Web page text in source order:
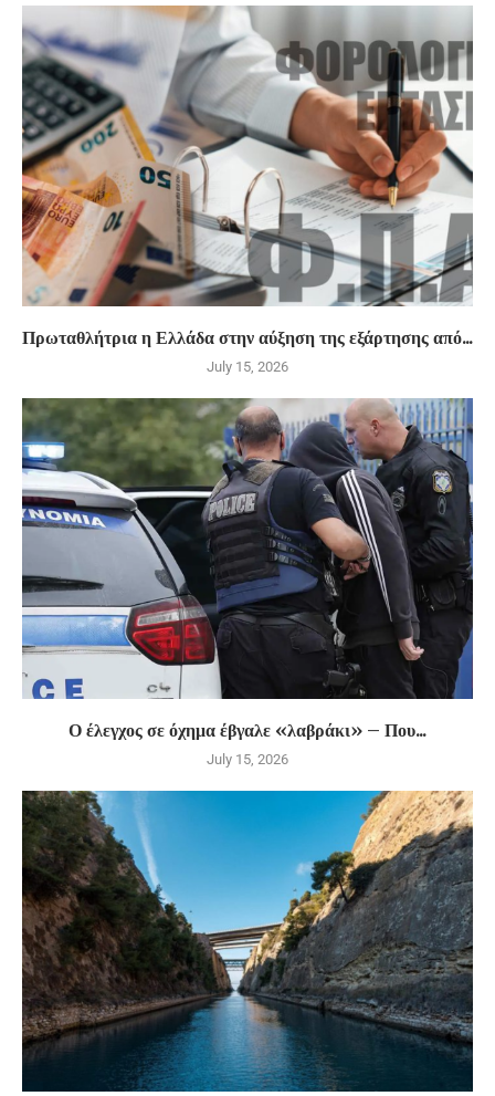
Πρωταθλήτρια η Ελλάδα στην αύξηση της εξάρτησης από...
July 15, 2026
Ο έλεγχος σε όχημα έβγαλε «λαβράκι» – Που...
July 15, 2026